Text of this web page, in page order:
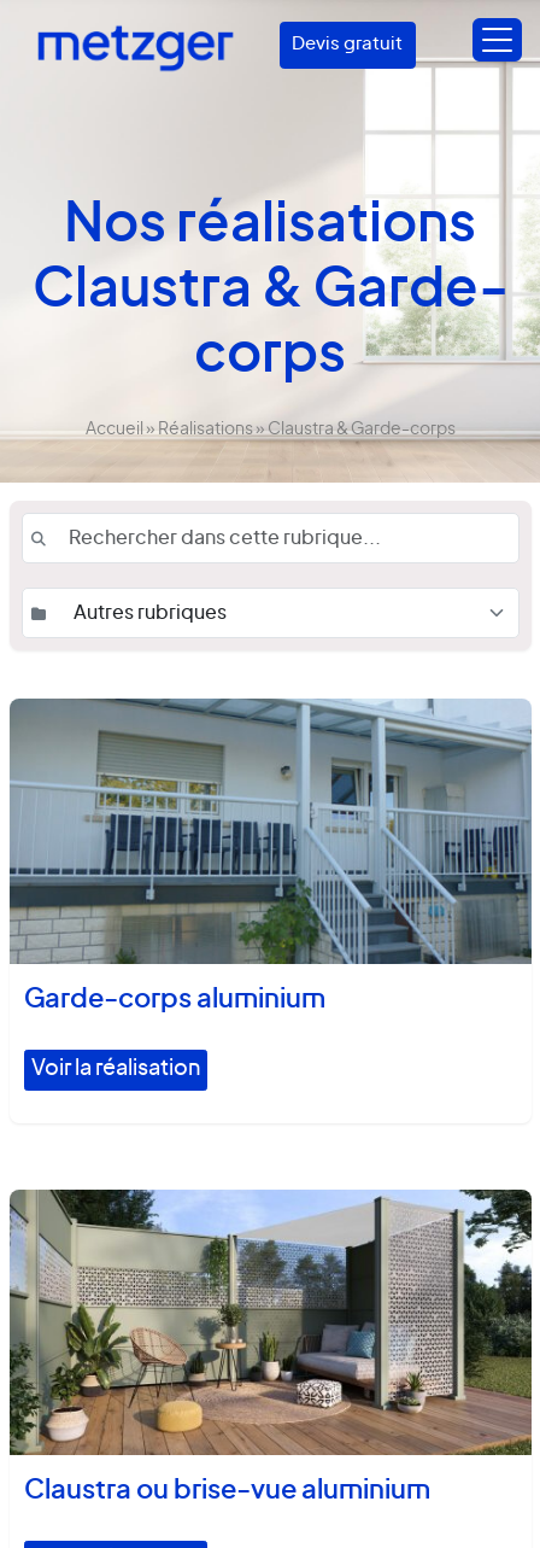
Devis gratuit
Nos réalisations
Claustra & Garde-
corps
Accueil » Réalisations» Claustra & Garde-corps
Garde-corps aluminium
Voir la réalisation
Claustra ou brise-vue aluminium